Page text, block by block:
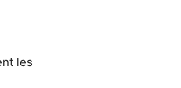
les